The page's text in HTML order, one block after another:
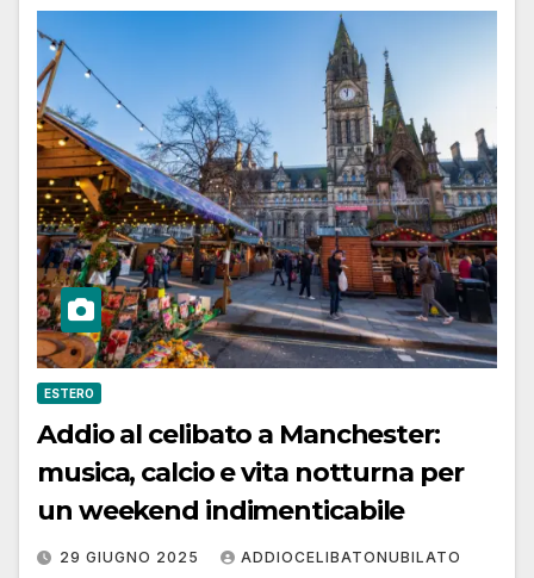
ESTERO
Addio al celibato a Manchester:
musica, calcio e vita notturna per
un weekend indimenticabile
29 GIUGNO 2025 ADDIOCELIBATONUBILATO